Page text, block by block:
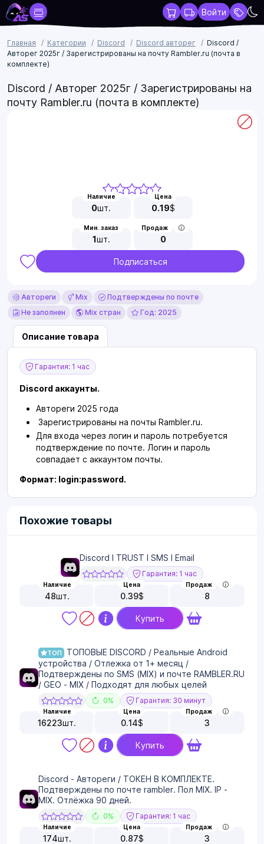
Войти
Главная Категории Discord Discord авторег
Discord /
Авторег 2025г / Зарегистрированы на почту Rambler.ru (почта в
комплекте)
Discord / Авторег 2025г / Зарегистрированы на
почту Rambler.ru (почта в комплекте)
Наличие
0шт.
Цена
0.19$
Мин. заказ
1шт.
Продаж
0
Подписаться
Автореги Mix
Подтверждены по почте
Не заполнен
Mix стран Год: 2025
Описание товара
Гарантия: 1 час
Discord аккаунты.
Автореги 2025 года
Зарегистрированы на почты Rambler.ru.
Для входа через логин и пароль потребуется
подтверждение по почте. Логин и пароль
совпадает с аккаунтом почты.
Формат: login:password.
Похожие товары
Discord I TRUST I SMS I Email
Гарантия: 1 час
Наличие
48шт.
Цена
0.39$
Продаж
8
Купить
ТОП
ТОПОВЫЕ DISCORD / Реальные Android
устройства / Отлежка от 1+ месяц /
Подтверждены по SMS (MIX) и почте RAMBLER.RU
/ GEO - MIX / Подходят для любых целей
0% Гарантия: 30 минут
Наличие
16223шт.
Цена
0.14$
Продаж
3
Купить
Discord - Автореги / ТОКЕН В КОМПЛЕКТЕ.
Подтверждены по почте rambler. Пол MIX. IP -
MIX. Отлёжка 90 дней.
0% Гарантия: 1 час
Наличие
174шт.
Цена
0.87$
Продаж
3